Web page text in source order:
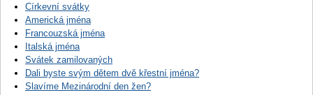
Církevní svátky
Americká jména
Francouzská jména
Italská jména
Svátek zamilovaných
Dali byste svým dětem dvě křestní jména?
Slavíme Mezinárodní den žen?